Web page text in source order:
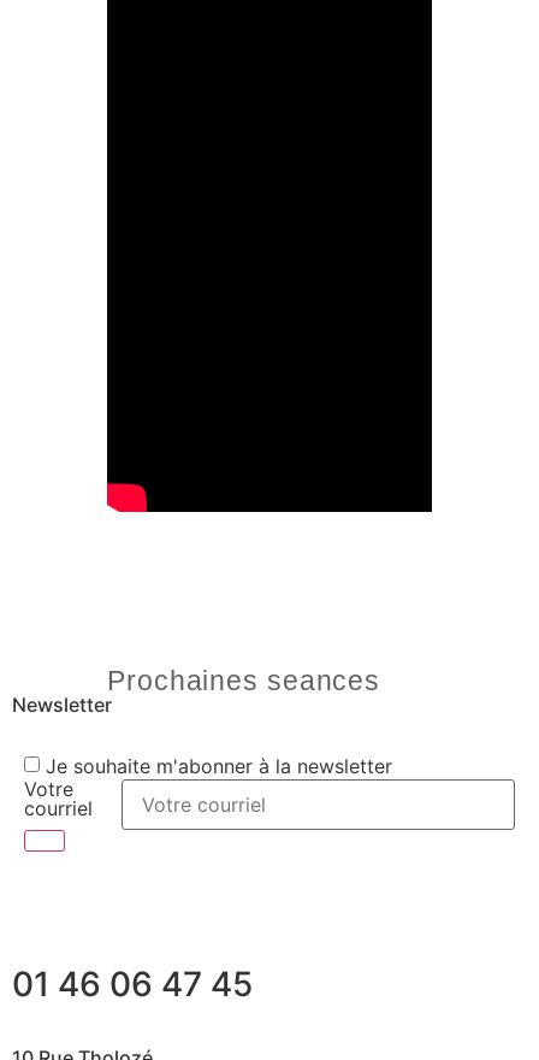
Prochaines seances
Newsletter
Je souhaite m'abonner à la newsletter
Votre
courriel
01 46 06 47 45